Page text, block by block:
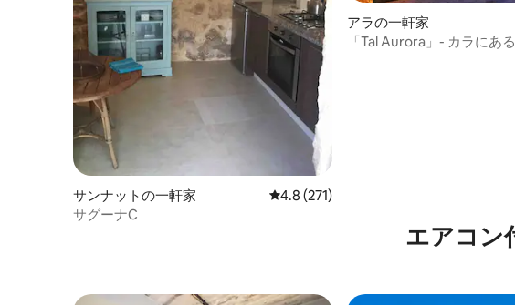
サンナットの一軒家 レビュー271件、5つ星中4.8つ星の平均
4.8 (271)
サグーナC
アラの一軒家
「Tal Aurora」- カラにあ
エアコン